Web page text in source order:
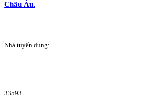
Châu Âu.
Nhà tuyển dụng:
33593